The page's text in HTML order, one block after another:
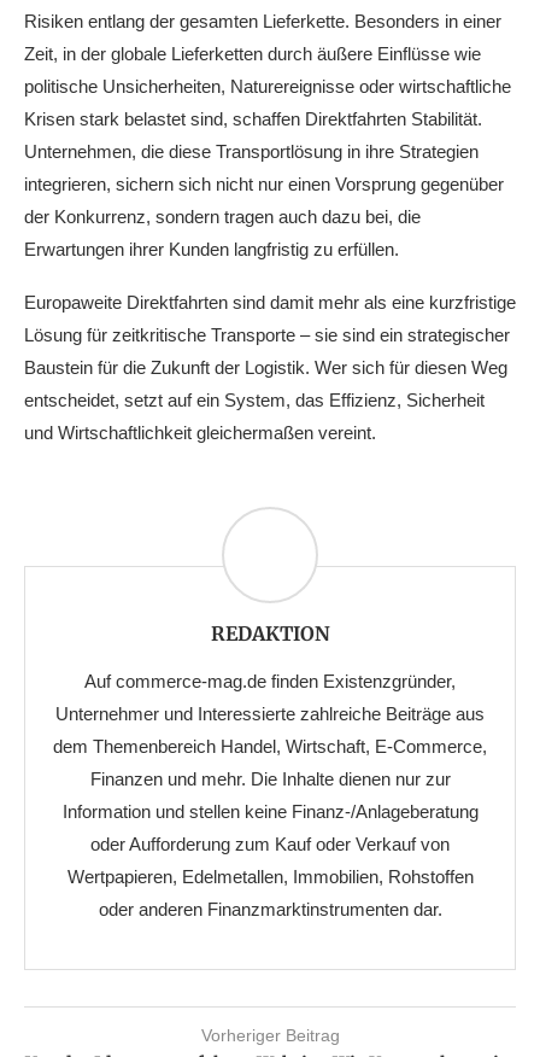
Risiken entlang der gesamten Lieferkette. Besonders in einer
Zeit, in der globale Lieferketten durch äußere Einflüsse wie
politische Unsicherheiten, Naturereignisse oder wirtschaftliche
Krisen stark belastet sind, schaffen Direktfahrten Stabilität.
Unternehmen, die diese Transportlösung in ihre Strategien
integrieren, sichern sich nicht nur einen Vorsprung gegenüber
der Konkurrenz, sondern tragen auch dazu bei, die
Erwartungen ihrer Kunden langfristig zu erfüllen.
Europaweite Direktfahrten sind damit mehr als eine kurzfristige
Lösung für zeitkritische Transporte – sie sind ein strategischer
Baustein für die Zukunft der Logistik. Wer sich für diesen Weg
entscheidet, setzt auf ein System, das Effizienz, Sicherheit
und Wirtschaftlichkeit gleichermaßen vereint.
REDAKTION
Auf commerce-mag.de finden Existenzgründer,
Unternehmer und Interessierte zahlreiche Beiträge aus
dem Themenbereich Handel, Wirtschaft, E-Commerce,
Finanzen und mehr. Die Inhalte dienen nur zur
Information und stellen keine Finanz-/Anlageberatung
oder Aufforderung zum Kauf oder Verkauf von
Wertpapieren, Edelmetallen, Immobilien, Rohstoffen
oder anderen Finanzmarktinstrumenten dar.
Vorheriger Beitrag